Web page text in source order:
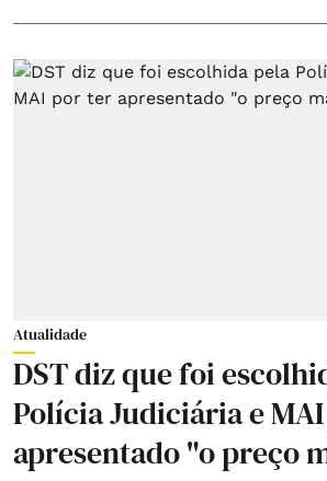
Atualidade
DST diz que foi
Polícia Judiciária e
apresentado "o preço